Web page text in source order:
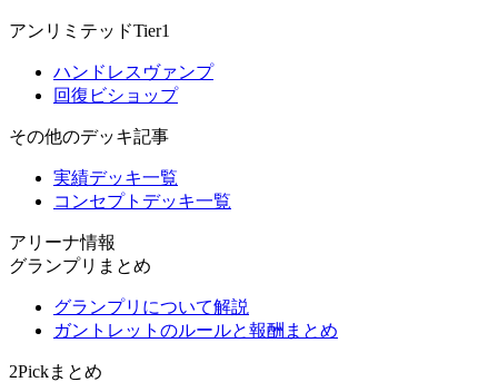
アンリミテッドTier1
ハンドレスヴァンプ
回復ビショップ
その他のデッキ記事
実績デッキ一覧
コンセプトデッキ一覧
アリーナ情報
グランプリまとめ
グランプリについて解説
ガントレットのルールと報酬まとめ
2Pickまとめ